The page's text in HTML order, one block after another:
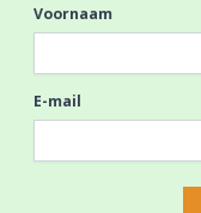
Voornaam
E-mail